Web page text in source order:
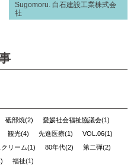
Sugomoru. 白石建設工業株式会
社
砥部焼(2)
愛媛社会福祉協議会(1)
観光(4) 先進医療(1)
VOL.06(1)
クリーム(1) 80年代(2)
第二弾(2)
福祉(1)